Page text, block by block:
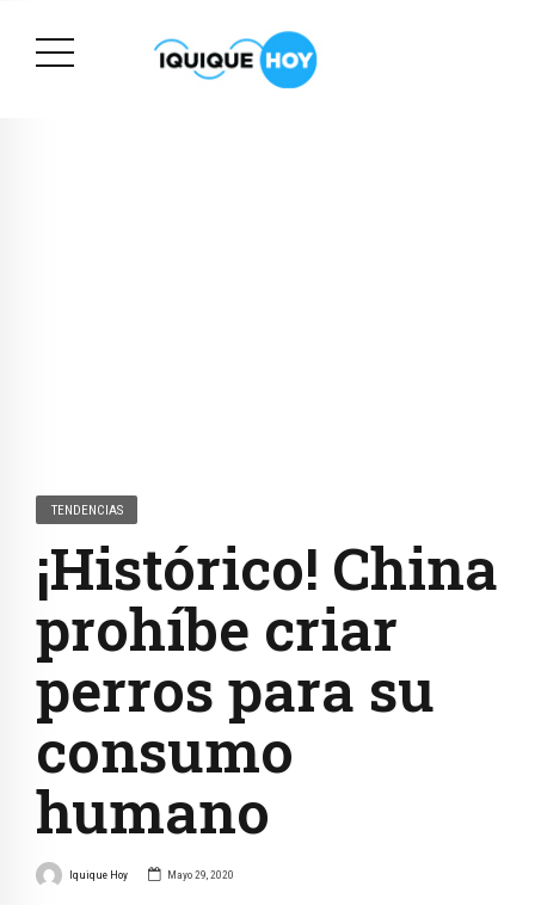
TENDENCIAS
¡Histórico! China
prohíbe criar
perros para su
consumo
humano
Iquique Hoy Mayo 29, 2020